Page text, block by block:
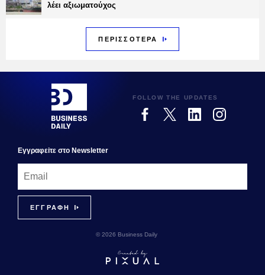
λέει αξιωματούχος
ΠΕΡΙΣΣΟΤΕΡΑ
FOLLOW THE UPDATES
Εγγραφεiτε στο Newsletter
© 2026 Business Daily